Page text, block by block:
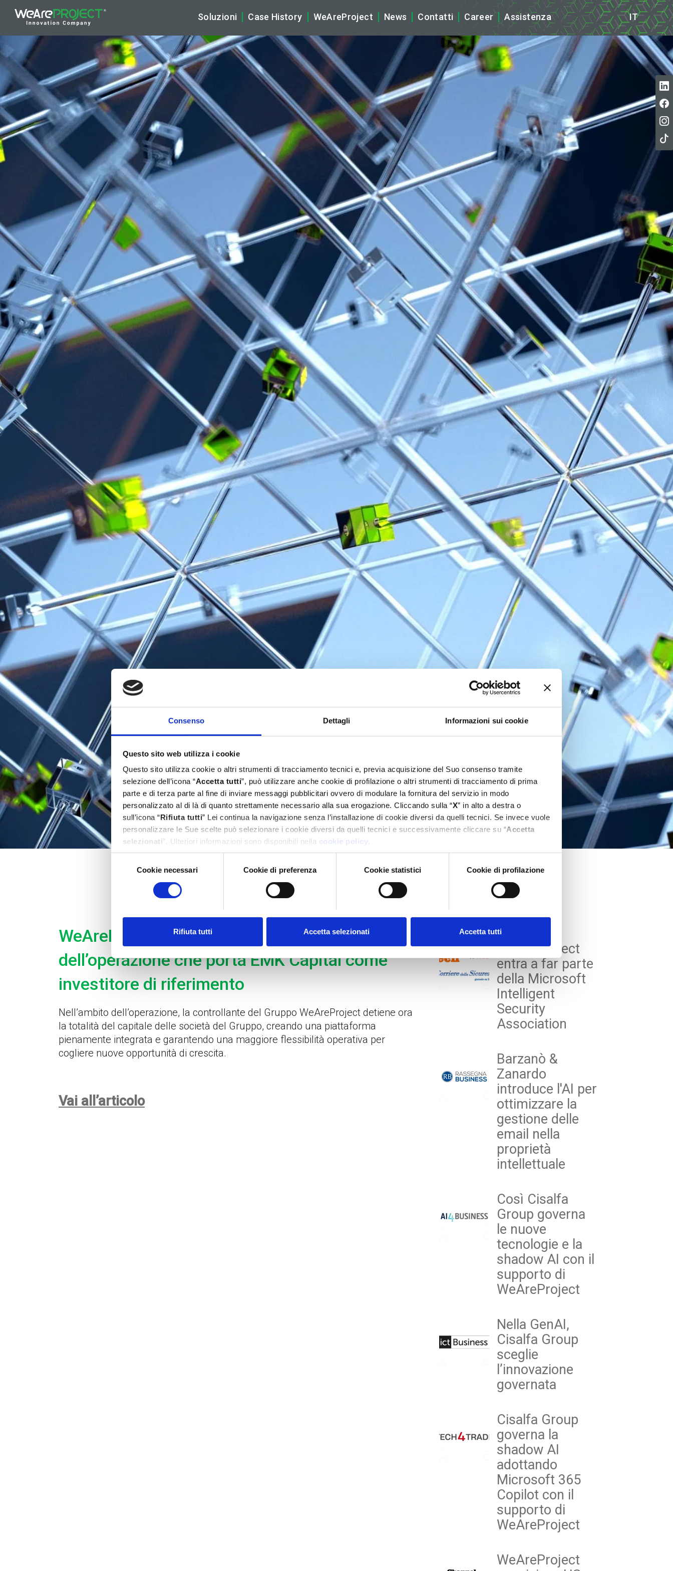
Consenso Dettagli Informazioni sui cookie
Questo sito web utilizza i cookie
Questo sito utilizza cookie o altri strumenti di tracciamento tecnici e, previa acquisizione del Suo consenso tramite
selezione dell’icona “Accetta tutti”, può utilizzare anche cookie di profilazione o altri strumenti di tracciamento di prima
parte e di terza parte al fine di inviare messaggi pubblicitari ovvero di modulare la fornitura del servizio in modo
personalizzato al di là di quanto strettamente necessario alla sua erogazione. Cliccando sulla “X” in alto a destra o
sull’icona “Rifiuta tutti” Lei continua la navigazione senza l’installazione di cookie diversi da quelli tecnici. Se invece vuole
personalizzare le Sue scelte può selezionare i cookie diversi da quelli tecnici e successivamente cliccare su “Accetta
selezionati”. Ulteriori informazioni sono disponibili nella cookie policy
Cookie necessari Cookie di preferenza Cookie statistici Cookie di profilazione
Rifiuta tutti Accetta selezionati Accetta tutti
Soluzioni
Artificial Intelligence
Hybrid Multicloud & Networking
Cyber Security
Digital Workplace & Audio Video Solutions (AV)
Application & Data
Managed Services
Case History WeAreProject
La Nostra Storia
Ecosistema WeAreProject
Vision, Mission & Core Values
Partnership
Sostenibilità
Compliance, Privacy e Certificazioni ISO
News
Company News
Tech News
Rassegna Stampa
Contatti Career Assistenza IT
WeAreProject: completato il closing
dell’operazione che porta EMK Capital come
investitore di riferimento
Nell’ambito dell’operazione, la controllante del Gruppo WeAreProject detiene ora
la totalità del capitale delle società del Gruppo, creando una piattaforma
pienamente integrata e garantendo una maggiore flessibilità operativa per
cogliere nuove opportunità di crescita.
Vai all’articolo
Last Press Reviews
WeAreProject
entra a far parte
della Microsoft
Intelligent
Security
Association
Barzanò &
Zanardo
introduce l'AI per
ottimizzare la
gestione delle
email nella
proprietà
intellettuale
Così Cisalfa
Group governa
le nuove
tecnologie e la
shadow AI con il
supporto di
WeAreProject
Nella GenAI,
Cisalfa Group
sceglie
l’innovazione
governata
Cisalfa Group
governa la
shadow AI
adottando
Microsoft 365
Copilot con il
supporto di
WeAreProject
WeAreProject